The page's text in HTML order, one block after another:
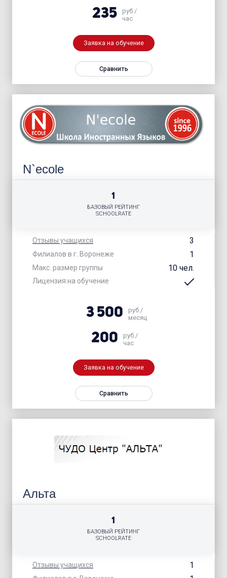
235
руб./
час
Заявка на обучение
Сравнить
N`ecole
Отзывы учащихся 3
Филиалов в г. Воронеже 1
Макс. размер группы 10 чел.
Лицензия на обучение
1
БАЗОВЫЙ РЕЙТИНГ
SCHOOLRATE
3 500
руб./
месяц
200
руб./
час
Заявка на обучение
Сравнить
Альта
Отзывы учащихся 1
1
БАЗОВЫЙ РЕЙТИНГ
SCHOOLRATE